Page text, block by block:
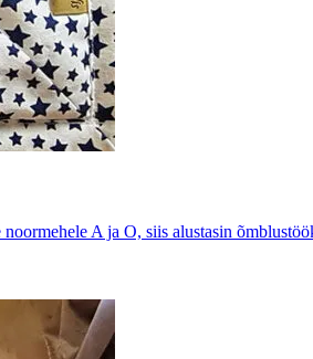
A ja O, siis alustasin